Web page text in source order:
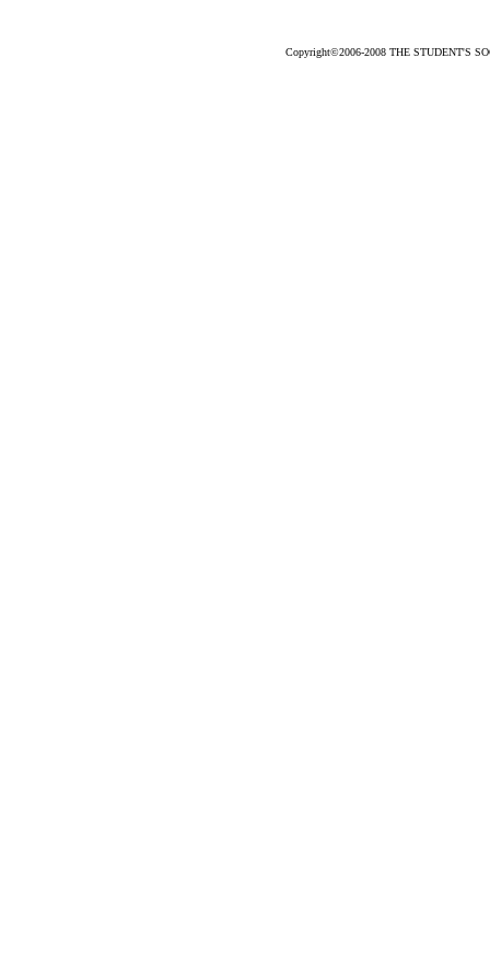
Copyright©2006-2008 THE STUDENT'S